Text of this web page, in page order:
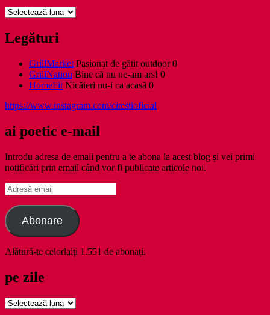
Arhive
Legături
GrillMarket Pasionat de gătit outdoor 0
GrillNation Bine că nu ne-am ars! 0
HomeFit Nicăieri nu-i ca acasă 0
https://www.instagram.com/citestioficial
ai poetic e-mail
Introdu adresa de email pentru a te abona la acest blog și vei primi
notificări prin email când vor fi publicate articole noi.
Adresă
email
Abonare
Alătură-te celorlalți 1.551 de abonați.
pe zile
pe